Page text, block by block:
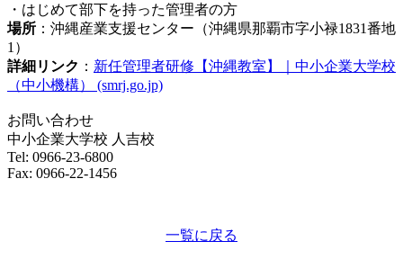
・はじめて部下を持った管理者の方
場所 ：沖縄産業支援センター（沖縄県那覇市字小禄1831番地
1）
詳細リンク ： 新任管理者研修【沖縄教室】｜中小企業大学校
（中小機構） (smrj.go.jp)
お問い合わせ
中小企業大学校 人吉校
Tel: 0966-23-6800
Fax: 0966-22-1456
一覧に戻る